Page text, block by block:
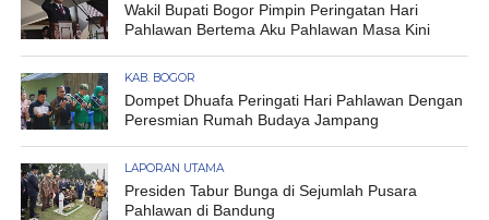
Wakil Bupati Bogor Pimpin Peringatan Hari
Pahlawan Bertema Aku Pahlawan Masa Kini
KAB. BOGOR
Dompet Dhuafa Peringati Hari Pahlawan Dengan
Peresmian Rumah Budaya Jampang
LAPORAN UTAMA
Presiden Tabur Bunga di Sejumlah Pusara
Pahlawan di Bandung